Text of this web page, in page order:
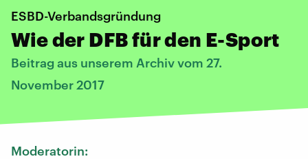
ESBD-Verbandsgründung
Wie der DFB für den E-Sport
Beitrag aus unserem Archiv vom 27.
November 2017
Moderatorin: